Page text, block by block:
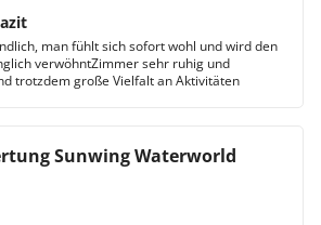
man fühlt sich sofort wohl und wird den
verwöhntZimmer sehr ruhig und
trotzdem große Vielfalt an Aktivitäten
Sunwing Waterworld